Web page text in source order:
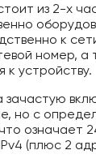
из 2-х
к
номер, а
к устройству.
но с
означает
(плюс 2